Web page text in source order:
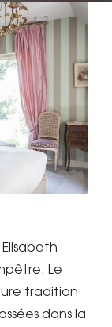
UN BON
PRO
Le
tradition
dans la